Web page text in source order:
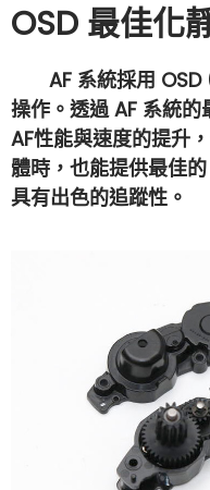
OSD 最佳化
AF 系統採用 OSD
操作。透過 AF 系統的
AF性能與速度的提升
體時，也能提供最佳
具有出色的追蹤性。